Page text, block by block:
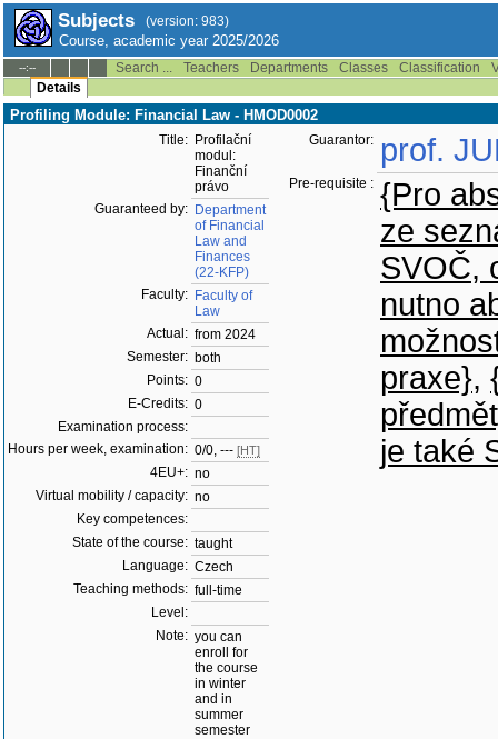
Subjects (version: 983)
Course, academic year 2025/2026
--:-- Search ... Teachers Departments Classes Classification
Details
Profiling Module: Financial Law - HMOD0002
Title: Profilační
modul:
Finanční
právo
Guaranteed by: Department
of Financial
Law and
Finances
(22-KFP)
Faculty: Faculty of
Law
Actual: from 2024
Semester: both
Points: 0
E-Credits: 0
Examination process:
Hours per week, examination: 0/0, --- [HT]
4EU+: no
Virtual mobility / capacity: no
Key competences:
State of the course: taught
Language: Czech
Teaching methods: full-time
Level:
Note: you can
enroll for
the course
in winter
and in
summer
semester
Guarantor: prof.
Pre-requisite : {Pro
ze
SVOČ,
nutno
praxe},
je také